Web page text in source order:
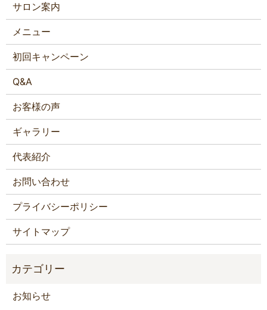
サロン案内
メニュー
初回キャンペーン
Q&A
お客様の声
ギャラリー
代表紹介
お問い合わせ
プライバシーポリシー
サイトマップ
お知らせ